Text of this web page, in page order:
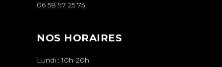
06 58 97 25 75
NOS HORAIRES
Lundi : 10h-20h